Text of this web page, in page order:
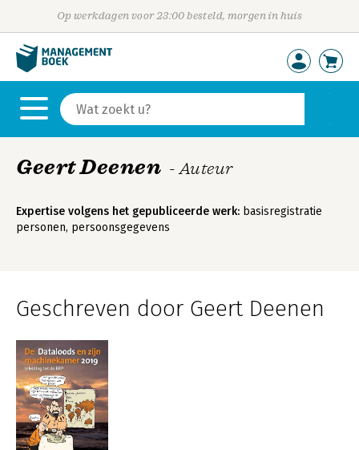
Op werkdagen voor 23:00 besteld, morgen in huis
Geert Deenen - Auteur
Expertise volgens het gepubliceerde werk: basisregistratie
personen, persoonsgegevens
Geschreven door Geert Deenen